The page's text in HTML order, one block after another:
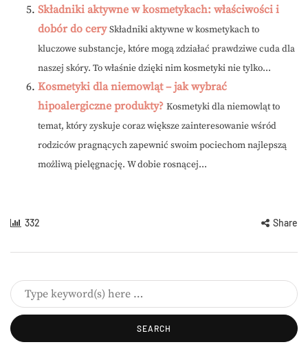
Składniki aktywne w kosmetykach: właściwości i
dobór do cery Składniki aktywne w kosmetykach to
kluczowe substancje, które mogą zdziałać prawdziwe cuda dla
naszej skóry. To właśnie dzięki nim kosmetyki nie tylko...
Kosmetyki dla niemowląt – jak wybrać
hipoalergiczne produkty? Kosmetyki dla niemowląt to
temat, który zyskuje coraz większe zainteresowanie wśród
rodziców pragnących zapewnić swoim pociechom najlepszą
możliwą pielęgnację. W dobie rosnącej...
332 Share